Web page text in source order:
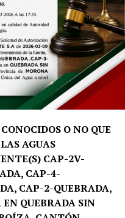
de familia, destacó
valiosa oportunidad
disfrutan de sus
hija participa por
manera, Alexandra
estos espacios y
mi sobrino
y emocionados porque
ellos no hanO NO QUE
AGUAS
CAP-2V-
CAP-4-
CAP-2-QUEBRADA,
QUEBRADA SIN